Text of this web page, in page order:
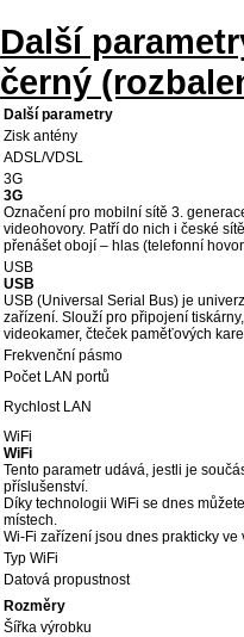
Další
černý
Další parametry
Zisk antény
ADSL/VDSL
3G
3G
Označení pro mobilní sítě 3.
videohovory. Patří do nich i české
přenášet obojí – hlas (telefonní
USB
USB
USB (Universal Serial Bus) je
zařízení. Slouží pro připojení
videokamer, čteček paměťových
Frekvenční pásmo
Počet LAN portů
Rychlost LAN
WiFi
WiFi
Tento parametr udává, jestli je
příslušenství.
Díky technologii WiFi se dnes
místech.
Wi-Fi zařízení jsou dnes prakticky
Typ WiFi
Datová propustnost
Rozměry
Šířka výrobku